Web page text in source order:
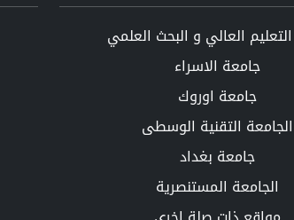
العالي و البحث العلمي
جامعة الاسراء
جامعة اوروك
الجامعة التقنية الوسطى
جامعة بغداد
الجامعة المستنصرية